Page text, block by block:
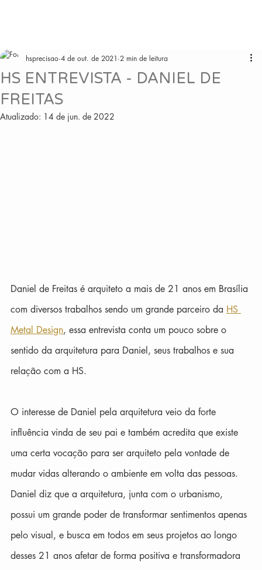
HS ENTREVISTA - DANIEL DE
FREITAS
hsprecisao 4 de out. de 2021 2 min de leitura
Atualizado: 14 de jun. de 2022
Daniel de Freitas é arquiteto a mais de 21 anos em Brasília
com diversos trabalhos sendo um grande parceiro da HS
Metal Design, essa entrevista conta um pouco sobre o
sentido da arquitetura para Daniel, seus trabalhos e sua
relação com a HS.
O interesse de Daniel pela arquitetura veio da forte
influência vinda de seu pai e também acredita que existe
uma certa vocação para ser arquiteto pela vontade de
mudar vidas alterando o ambiente em volta das pessoas.
Daniel diz que a arquitetura, junta com o urbanismo,
possui um grande poder de transformar sentimentos apenas
pelo visual, e busca em todos em seus projetos ao longo
desses 21 anos afetar de forma positiva e transformadora